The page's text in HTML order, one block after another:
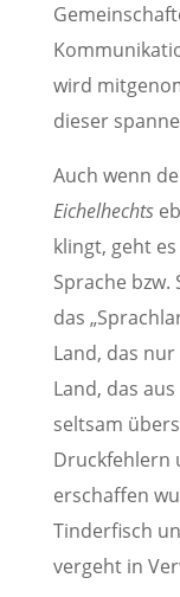
wird
dieser
Auch wenn
Eichelhechts
klingt, geht
Sprache
das
Land, das
Land, das
seltsam
Druckfehlern
erschaffen
Tinderfisch
vergeht in